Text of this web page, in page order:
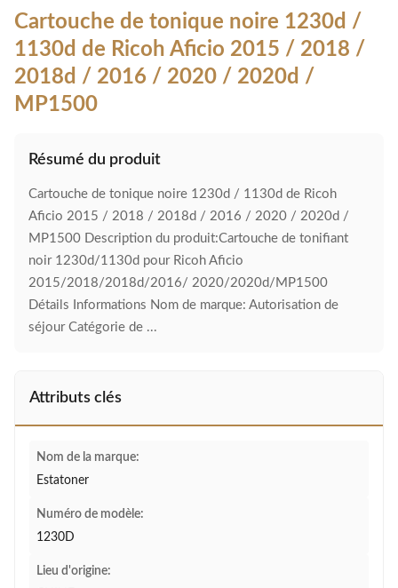
Cartouche de tonique noire 1230d /
1130d de Ricoh Aficio 2015 / 2018 /
2018d / 2016 / 2020 / 2020d /
MP1500
Résumé du produit
Cartouche de tonique noire 1230d / 1130d de Ricoh
Aficio 2015 / 2018 / 2018d / 2016 / 2020 / 2020d /
MP1500 Description du produit:Cartouche de tonifiant
noir 1230d/1130d pour Ricoh Aficio
2015/2018/2018d/2016/ 2020/2020d/MP1500
Détails Informations Nom de marque: Autorisation de
séjour Catégorie de ...
Attributs clés
Nom de la marque:
Estatoner
Numéro de modèle:
1230D
Lieu d'origine: